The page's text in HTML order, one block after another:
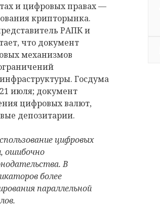
и цифровых правах —
крипторынка.
РАПК и
что документ
механизмов
Госдума
июля; документ
цифровых валют,
депозитарии.
цифровых
ошибочно
В
более
параллельной